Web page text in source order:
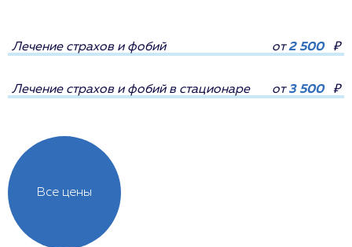
Все цены
Лечение страхов и фобий от2 500 ₽
Лечение страхов и фобий в стационаре от3 500 ₽